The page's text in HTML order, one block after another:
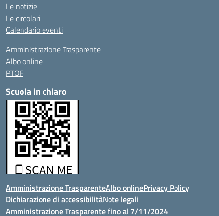
Le notizie
Le circolari
Calendario eventi
Amministrazione Trasparente
Albo online
PTOF
Scuola in chiaro
Amministrazione TrasparenteAlbo onlinePrivacy Policy
Dichiarazione di accessibilitàNote legali
Amministrazione Trasparente fino al 7/11/2024